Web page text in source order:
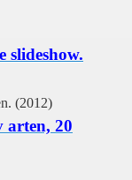
slideshow.
(2012)
arten, 20